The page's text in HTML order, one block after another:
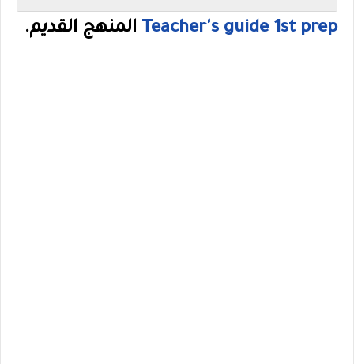
Teacher's guide 1st prep المنهج القديم.